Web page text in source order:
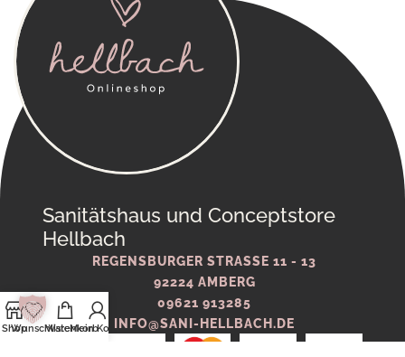
Sanitätshaus und Conceptstore
Hellbach
REGENSBURGER STRASSE 11 - 13
92224 AMBERG
09621 913285
INFO@SANI-HELLBACH.DE
Shop
WunschlisteWarenkorb
Mein Konto